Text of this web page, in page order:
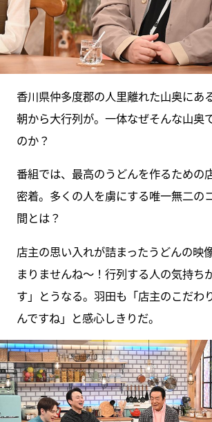
香川県仲多度郡の人里離れた山奥にあ
朝から大行列が。一体なぜそんな山奥
のか？
番組では、最高のうどんを作るための
密着。多くの人を虜にする唯一無二の
間とは？
店主の思い入れが詰まったうどんの映
まりませんね～！行列する人の気持ち
す」とうなる。羽田も「店主のこだわ
んですね」と感心しきりだ。